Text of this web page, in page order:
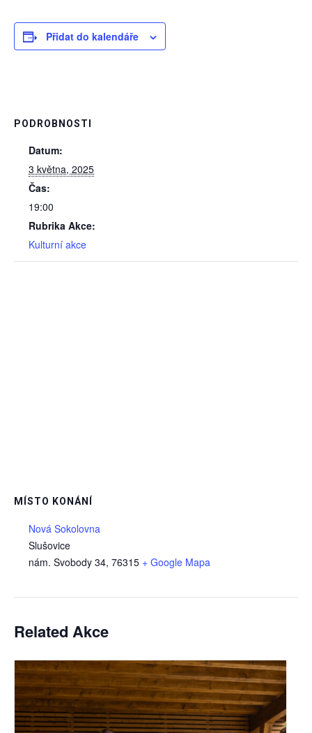
Přidat do kalendáře
PODROBNOSTI
Datum:
3 května, 2025
Čas:
19:00
Rubrika Akce:
Kulturní akce
MÍSTO KONÁNÍ
Nová Sokolovna
Slušovice
nám. Svobody 34, 76315 + Google Mapa
Related Akce